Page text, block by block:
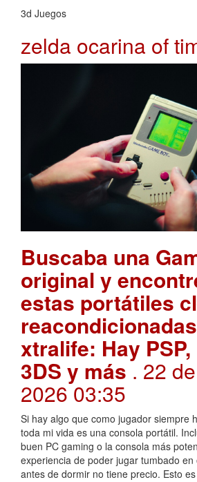
3d Juegos
zelda ocarina of
Buscaba una
original y
estas portátiles
xtralife: Hay
3DS y más. 22
2026 03:35
Si hay algo que como jugador siempre
toda mi vida es una consola portátil.
buen PC gaming o la consola más
experiencia de poder jugar tumbado
antes de dormir no tiene precio. Esto